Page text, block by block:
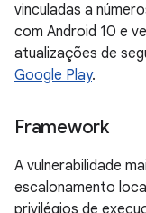
vinculadas a
com Android 10 e
atualizações de
Google Play.
Framework
A vulnerabilidade
escalonamento
privilégios de